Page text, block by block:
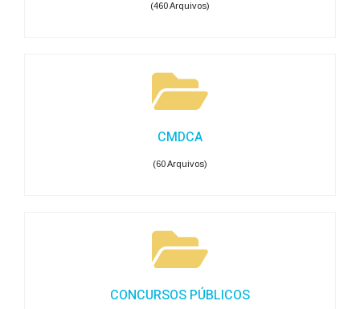
(460 Arquivos)
CMDCA
(60 Arquivos)
CONCURSOS PÚBLICOS